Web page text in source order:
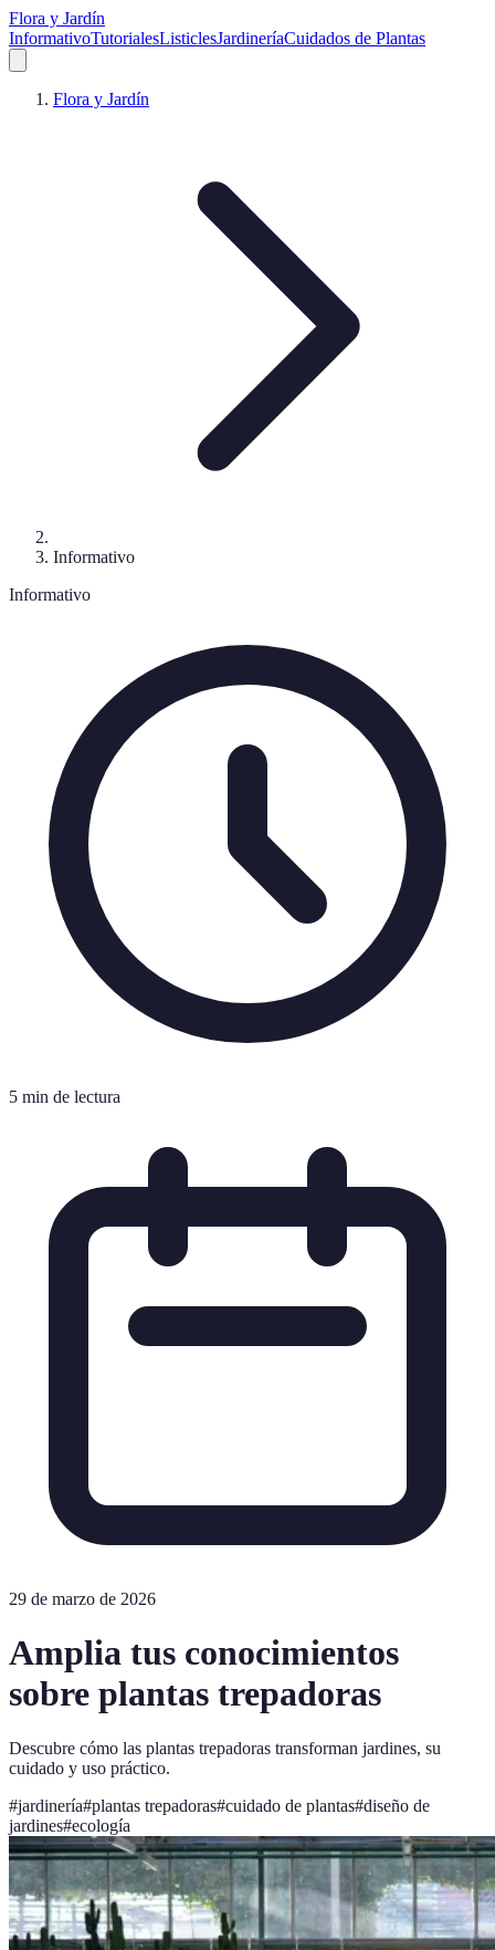
Flora y Jardín
InformativoTutorialesListiclesJardineríaCuidados de Plantas
Flora y Jardín
Informativo
Informativo
5 min de lectura
29 de marzo de 2026
Amplia tus conocimientos
sobre plantas trepadoras
Descubre cómo las plantas trepadoras transforman jardines, su
cuidado y uso práctico.
#jardinería#plantas trepadoras#cuidado de plantas#diseño de
jardines#ecología